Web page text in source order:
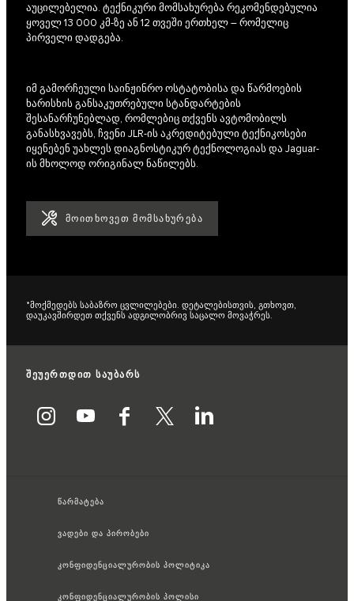
აუცილებელია. ტექნიკური მომსახურება რეკომენდებულია
ყოველ 13 000 კმ-ზე ან 12 თვეში ერთხელ – რომელიც
პირველი დადგება.
იმ გამორჩეული საინჟინრო ოსტატობისა და წარმოების
ხარისხის განსაკუთრებული სტანდარტების
შესანარჩუნებლად, რომლებიც თქვენს ავტომობილს
განასხვავებს, ჩვენი JLR-ის აკრედიტებული ტექნიკოსები
იყენებენ უახლეს დიაგნოსტიკურ ტექნოლოგიას და Jaguar-
ის მხოლოდ ორიგინალ ნაწილებს.
ᲛᲝᲘᲗᲮᲝᲕᲔᲗ ᲛᲝᲛᲡᲐᲮᲣᲠᲔᲑᲐ
*მოქმედებს საბაზრო ცვლილებები. დეტალებისთვის, გთხოვთ,
დაუკავშირდეთ თქვენს ადგილობრივ საცალო მოვაჭრეს.
შეუერთდით საუბარს
წარმატება
ვადები და პირობები
კონფიდენციალურობის პოლიტიკა
კონფიდენციალურობის პოლისი